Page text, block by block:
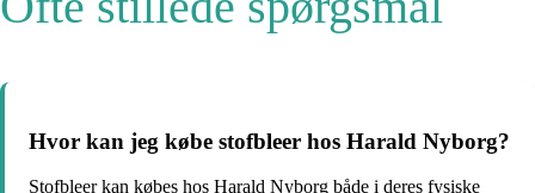
Hvor kan jeg købe stofbleer hos Harald Nyborg?
Stofbleer kan købes hos Harald Nyborg både i deres fysiske